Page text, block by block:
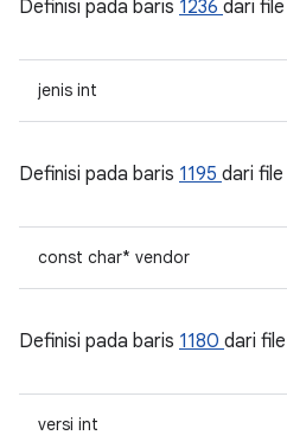
Definisi pada baris 1236 dari file
jenis int
Definisi pada baris 1195 dari file
const char* vendor
Definisi pada baris 1180 dari file
versi int